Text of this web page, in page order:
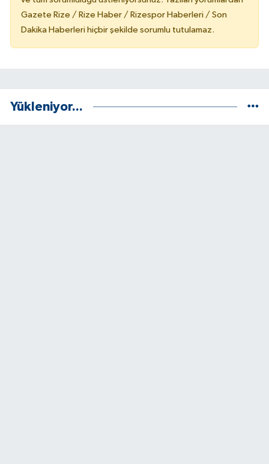
Gazete Rize / Rize Haber / Rizespor Haberleri / Son
Dakika Haberleri hiçbir şekilde sorumlu tutulamaz.
Yükleniyor...